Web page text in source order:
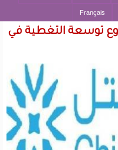
Français
توسعة التغطية في